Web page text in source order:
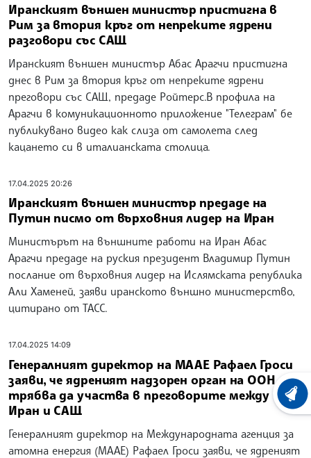
Иранският външен министър пристигна в
Рим за втория кръг от непреките ядрени
разговори със САЩ
Иранският външен министър Абас Арагчи пристигна
днес в Рим за втория кръг от непреките ядрени
преговори със САЩ, предаде Ройтерс.В профила на
Арагчи в комуникационното приложение "Телеграм" бе
публикувано видео как слиза от самолета след
кацането си в италианската столица.
17.04.2025 20:26
Иранският външен министър предаде на
Путин писмо от върховния лидер на Иран
Министърът на външните работи на Иран Абас
Арагчи предаде на руския президент Владимир Путин
послание от върховния лидер на Ислямската република
Али Хаменей, заяви иранското външно министерство,
цитирано от ТАСС.
17.04.2025 14:09
Генералният директор на МААЕ Рафаел Гроси
заяви, че ядреният надзорен орган на ООН
трябва да участва в преговорите между
Иран и САЩ
Генералният директор на Международната агенция за
атомна енергия (МААЕ) Рафаел Гроси заяви, че ядреният